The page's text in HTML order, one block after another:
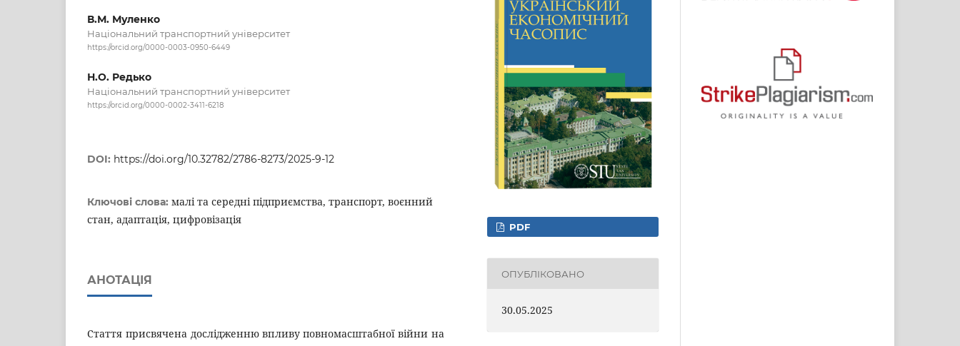
В.М. Муленко
Національний транспортний університет
https://orcid.org/0000-0003-0950-6449
Н.О. Редько
Національний транспортний університет
https://orcid.org/0000-0002-3411-6218
DOI: https://doi.org/10.32782/2786-8273/2025-9-12
Ключові слова: малі та середні підприємства, транспорт, воєнний
стан, адаптація, цифровізація
АНОТАЦІЯ
Стаття присвячена дослідженню впливу повномасштабної війни на
PDF
ОПУБЛІКОВАНО
30.05.2025